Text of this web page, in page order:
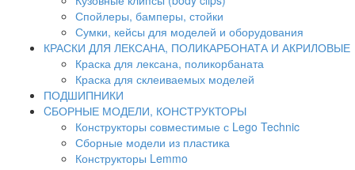
Спойлеры, бамперы, стойки
Сумки, кейсы для моделей и оборудования
КРАСКИ ДЛЯ ЛЕКСАНА, ПОЛИКАРБОНАТА И АКРИЛОВЫЕ
Краска для лексана, поликорбаната
Краска для склеиваемых моделей
ПОДШИПНИКИ
CБОРНЫЕ МОДЕЛИ, КОНСТРУКТОРЫ
Конструкторы совместимые с Lego Technic
Сборные модели из пластика
Конструкторы Lemmo